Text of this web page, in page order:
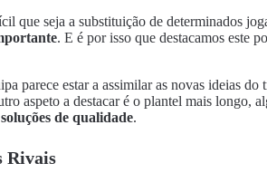
que seja a substituição de determinados
. E é por isso que destacamos este
parece estar a assimilar as novas ideias
aspeto a destacar é o plantel mais longo,
de qualidade.
Rivais